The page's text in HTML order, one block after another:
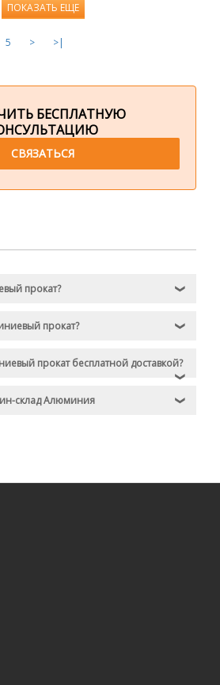
ПОКАЗАТЬ ЕЩЕ
5 > >|
БЕСПЛАТНУЮ
СВЯЗАТЬСЯ
прокат? ❯
прокат? ❯
прокат бесплатной доставкой?
❯
склад Алюминия ❯